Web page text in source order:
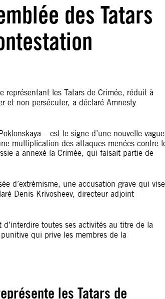
des Tatars
représentant les Tatars de Crimée, réduit à
et non persécuter, a déclaré Amnesty
– est le signe d’une nouvelle vague
multiplication des attaques menées contre
a annexé la Crimée, qui faisait partie de
d’extrémisme, une accusation grave qui
Denis Krivosheev, directeur adjoint
toutes ses activités au titre de la
qui prive les membres de la
les Tatars de